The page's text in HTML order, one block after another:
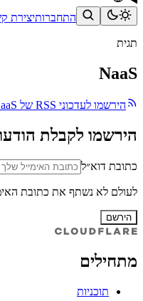
התחברותיצירת
תגית
NaaS
הירשמו לעדכוני RSS של NaaS
הירשמו לקבלת
כתובת דוא״ל
לעולם לא נשתף את כתובת
הירשם
מתחילים
תוכניות